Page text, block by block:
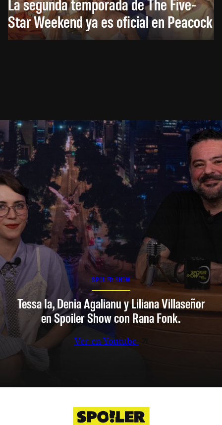
Star Weekend ya es oficial en Peacock
SPOILER SHOW
Tessa Ia, Denia Agalianu y Liliana Villaseñor
en Spoiler Show con Rana Fonk.
Ver en Youtube